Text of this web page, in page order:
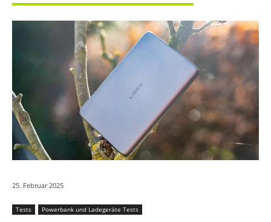
25. Februar 2025
Tests Powerbank und Ladegeräte Tests